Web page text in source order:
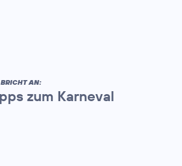
BRICHT AN:
zum Karneval